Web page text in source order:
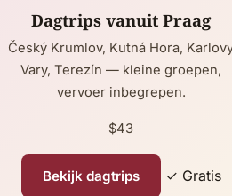
Dagtrips vanuit Praag
Český Krumlov, Kutná Hora,
Vary, Terezín — kleine groepen,
vervoer inbegrepen.
$43
Bekijk dagtrips
✓ Gratis